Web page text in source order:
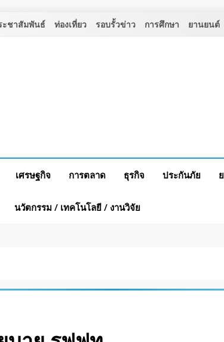
ะชาสัมพันธ์ ท่องเที่ยว รอบรั้วข่าว การศึกษา ยานยนต์
เศรษฐกิจ การตลาด ธุรกิจ ประกันภัย
นวัตกรรม / เทคโนโลยี / งานวิจัย